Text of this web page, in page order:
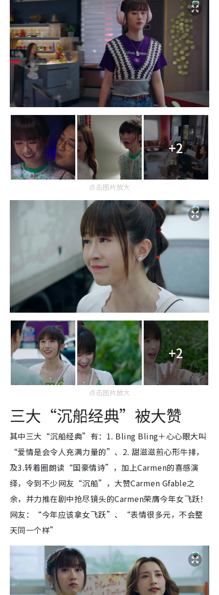
+2
点击图片放大
+2
点击图片放大
三大“沉船经典”被大赞
其中三大“沉船经典”有：1. Bling Bling＋心心眼大叫
“爱情是会令人充满力量的”、2. 甜滋滋煎心形牛排，
及3.转着圈朗读“国豪情诗”，加上Carmen的喜感演
绎，令到不少网友“沉船”，大赞Carmen Gfable之
余，并力推在剧中抢尽镜头的Carmen荣膺今年女飞跃！
网友：“今年应该拿女飞跃”、“表情很多元，不会整
天同一个样”